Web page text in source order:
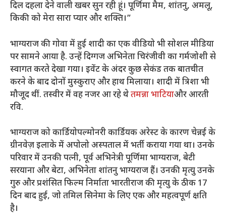
दिल दहला देने वाली खबर सुन रही हूं। पूर्णिमा मैम, शांतनु, अमलू,
किकी को मेरा सारा प्यार और शक्ति।”
भाग्यराज की गोवा में हुई शादी का एक वीडियो भी सोशल मीडिया
पर सामने आया है. उन्हें दिग्गज अभिनेता चिरंजीवी का गर्मजोशी से
स्वागत करते देखा गया। इवेंट के अंदर कुछ सेकंड तक बातचीत
करने के बाद दोनों मुस्कुराए और हाथ मिलाया। शादी में त्रिशा भी
मौजूद थीं. तस्वीर में वह नजर आ रहे थेतमन्ना भाटियाऔर आरती
रवि.
भाग्यराज को कार्डियोपल्मोनरी कार्डियक अरेस्ट के कारण चेन्नई के
ग्रीनवेज़ इलाके में अपोलो अस्पताल में भर्ती कराया गया था। उनके
परिवार में उनकी पत्नी, पूर्व अभिनेत्री पूर्णिमा भाग्यराज, बेटी
सरयाना और बेटा, अभिनेता शांतनु भाग्यराज हैं। उनकी मृत्यु उनके
गुरु और प्रशंसित फिल्म निर्माता भारतीराज की मृत्यु के ठीक 17
दिन बाद हुई, जो तमिल सिनेमा के लिए एक और महत्वपूर्ण क्षति
है।